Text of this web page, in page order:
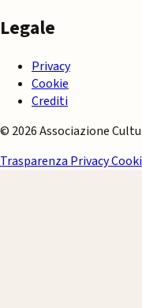
Legale
Privacy
Cookie
Crediti
© 2026 Associazione
Trasparenza Privacy